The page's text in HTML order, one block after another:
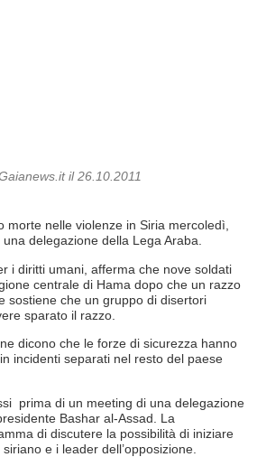
il 26.10.2011
morte nelle violenze in Siria mercoledì,
delegazione della Lega Araba.
i diritti umani, afferma che nove soldati
centrale di Hama dopo che un razzo
sostiene che un gruppo di disertori
sparato il razzo.
dicono che le forze di sicurezza hanno
incidenti separati nel resto del paese
prima di un meeting di una delegazione
Bashar al-Assad. La
di discutere la possibilità di iniziare
e i leader dell’opposizione.